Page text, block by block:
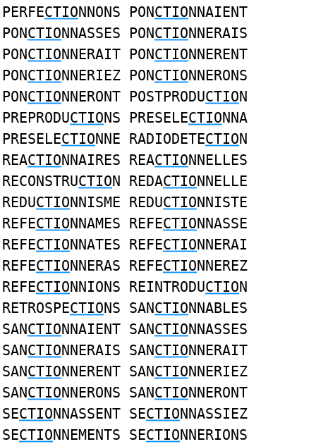
PERFECTIONNONS PONCTIONNAIENT
PONCTIONNASSES PONCTIONNERAIS
PONCTIONNERAIT PONCTIONNERENT
PONCTIONNERIEZ PONCTIONNERONS
PONCTIONNERONT POSTPRODUCTION
PREPRODUCTIONS PRESELECTIONNA
PRESELECTIONNE RADIODETECTION
REACTIONNAIRES REACTIONNELLES
RECONSTRUCTION REDACTIONNELLE
REDUCTIONNISME REDUCTIONNISTE
REFECTIONNAMES REFECTIONNASSE
REFECTIONNATES REFECTIONNERAI
REFECTIONNERAS REFECTIONNEREZ
REFECTIONNIONS REINTRODUCTION
RETROSPECTIONS SANCTIONNABLES
SANCTIONNAIENT SANCTIONNASSES
SANCTIONNERAIS SANCTIONNERAIT
SANCTIONNERENT SANCTIONNERIEZ
SANCTIONNERONS SANCTIONNERONT
SECTIONNASSENT SECTIONNASSIEZ
SECTIONNEMENTS SECTIONNERIONS